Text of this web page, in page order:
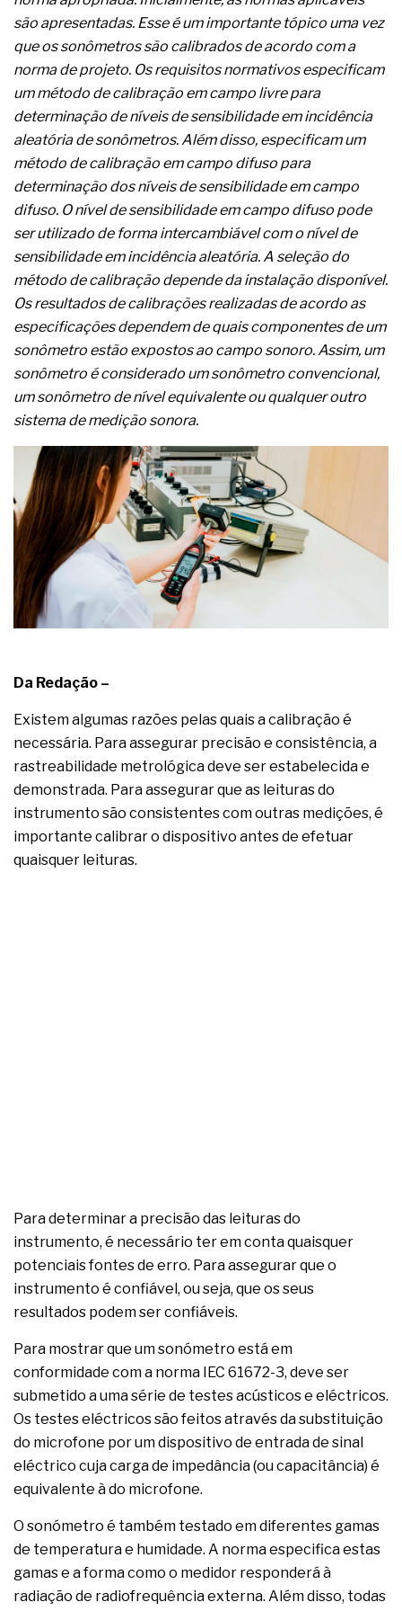
A prevenção clínica da coceira no ânus
Os sintomas clínicos do teratoma de ovário
O tratamento médico da síndrome da fadiga
crônica
As causas médicas da queda dos cabelos ou
calvície
Quando a gestão é o obstáculo para o resultado
positivo
Os procedimentos para a inspeção em estruturas
hidráulicas de concreto de obras
O movimento regular reduz em 19% o risco de
morte precoce e melhora o metabolismo
O desenvolvimento de indicadores nas atividades
de governança das organizações
O desenho industrial ganha espaço como
estratégia competitiva nas empresas
As variações dimensionais dos produtos de
materiais cimentícios com fibra de vidro
A próxima vantagem competitiva não está no
modelo de IA
complexa ficou ainda mais humana
são apresentadas. Esse é um importante tópico uma vez
que os sonômetros são calibrados de acordo com a
norma de projeto. Os requisitos normativos especificam
um método de calibração em campo livre para
determinação de níveis de sensibilidade em incidência
aleatória de sonômetros. Além disso, especificam um
método de calibração em campo difuso para
determinação dos níveis de sensibilidade em campo
difuso. O nível de sensibilidade em campo difuso pode
ser utilizado de forma intercambiável com o nível de
sensibilidade em incidência aleatória. A seleção do
método de calibração depende da instalação disponível.
Os resultados de calibrações realizadas de acordo as
especificações dependem de quais componentes de um
sonômetro estão expostos ao campo sonoro. Assim, um
sonômetro é considerado um sonômetro convencional,
um sonômetro de nível equivalente ou qualquer outro
sistema de medição sonora.
Da Redação –
Existem algumas razões pelas quais a calibração é
necessária. Para assegurar precisão e consistência, a
rastreabilidade metrológica deve ser estabelecida e
demonstrada. Para assegurar que as leituras do
instrumento são consistentes com outras medições, é
importante calibrar o dispositivo antes de efetuar
quaisquer leituras.
Para determinar a precisão das leituras do
instrumento, é necessário ter em conta quaisquer
potenciais fontes de erro. Para assegurar que o
instrumento é confiável, ou seja, que os seus
resultados podem ser confiáveis.
Para mostrar que um sonómetro está em
conformidade com a norma IEC 61672-3, deve ser
submetido a uma série de testes acústicos e eléctricos.
Os testes eléctricos são feitos através da substituição
do microfone por um dispositivo de entrada de sinal
eléctrico cuja carga de impedância (ou capacitância) é
equivalente à do microfone.
O sonómetro é também testado em diferentes gamas
de temperatura e humidade. A norma especifica estas
gamas e a forma como o medidor responderá à
radiação de radiofrequência externa. Além disso, todas